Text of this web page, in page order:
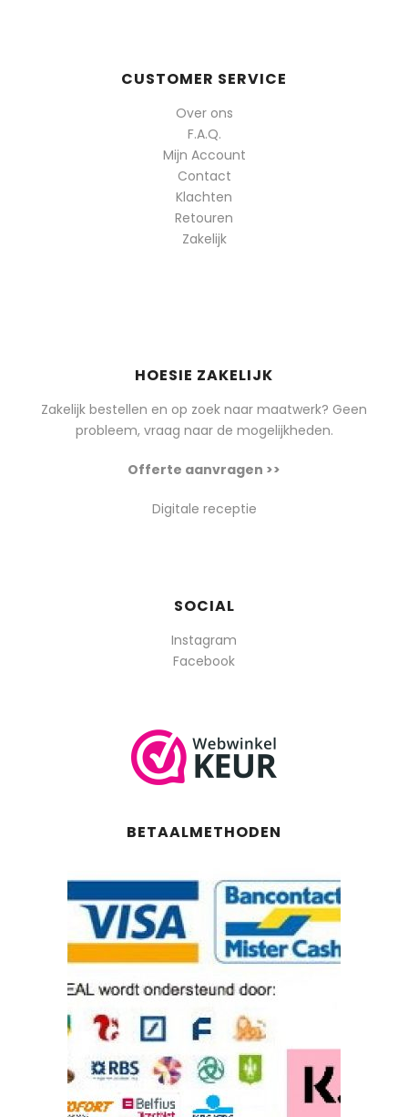
CUSTOMER SERVICE
Over ons
F.A.Q.
Mijn Account
Contact
Klachten
Retouren
Zakelijk
HOESIE ZAKELIJK
Zakelijk bestellen en op zoek naar maatwerk? Geen
probleem, vraag naar de mogelijkheden.
Offerte aanvragen >>
Digitale receptie
SOCIAL
Instagram
Facebook
BETAALMETHODEN